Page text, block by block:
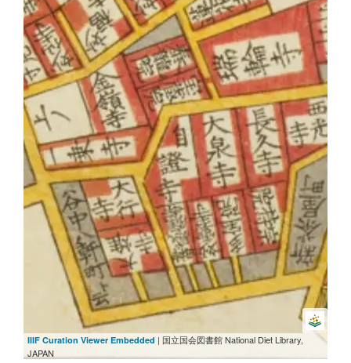
-
IIIF Curation Viewer Embedded | 国立国会図書館 National Diet Library,
JAPAN